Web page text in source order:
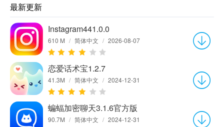
最新更新
Instagram441.0.0
610 M / 简体中文 / 2026-08-07
恋爱话术宝1.2.7
41.3M / 简体中文 / 2024-12-31
蝙蝠加密聊天3.1.6官方版
90.7M / 简体中文 / 2024-12-31